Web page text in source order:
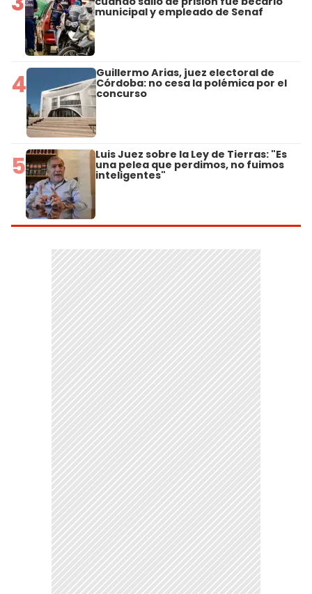
municipal y empleado de Senaf
4 Guillermo Arias, juez electoral de
Córdoba: no cesa la polémica por el
concurso
5 Luis Juez sobre la Ley de Tierras: "Es
una pelea que perdimos, no fuimos
inteligentes"